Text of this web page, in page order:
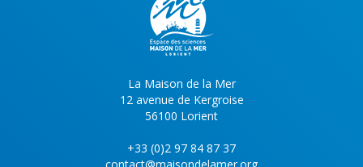
La Maison de la Mer
12 avenue de Kergroise
56100 Lorient
+33 (0)2 97 84 87 37